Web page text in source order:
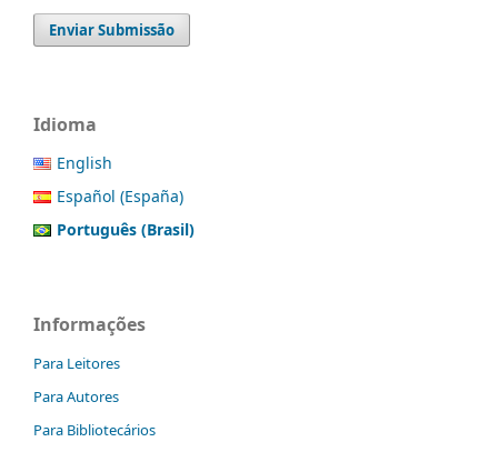
Enviar Submissão
Idioma
English
Español (España)
Português (Brasil)
Informações
Para Leitores
Para Autores
Para Bibliotecários